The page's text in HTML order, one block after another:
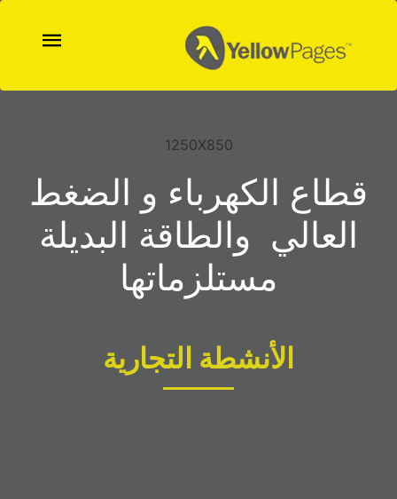
1250X850
قطاع الكهرباء و الضغط
العالي والطاقة البديلة
مستلزماتها
الأنشطة التجارية